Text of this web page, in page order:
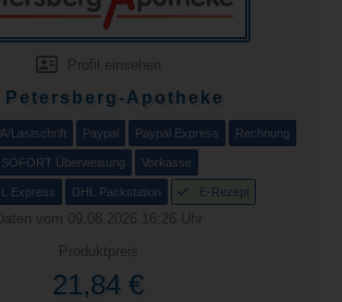
Profil einsehen
Petersberg-Apotheke
Lastschrift Paypal Paypal Express Rechnung
SOFORT Überweisung Vorkasse
Express DHL Packstation E-Rezept
vom 09.08.2026 16:26 Uhr
Produktpreis
21,84 €